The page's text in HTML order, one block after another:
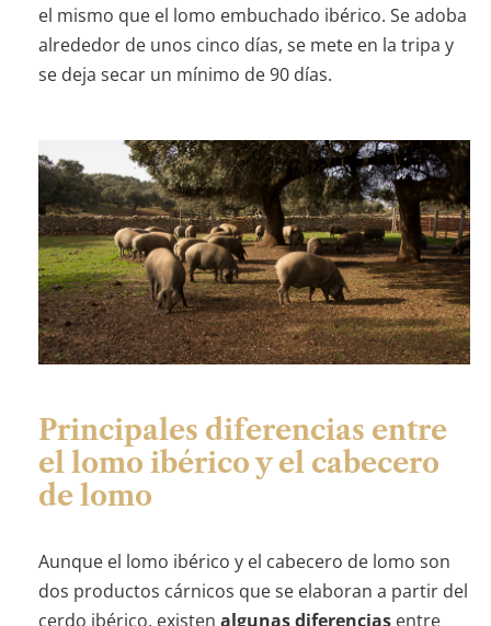
el mismo que el lomo embuchado ibérico. Se adoba
alrededor de unos cinco días, se mete en la tripa y
se deja secar un mínimo de 90 días.
Principales diferencias entre
el lomo ibérico y el cabecero
de lomo
Aunque el lomo ibérico y el cabecero de lomo son
dos productos cárnicos que se elaboran a partir del
cerdo ibérico, existen algunasdiferenciasentre